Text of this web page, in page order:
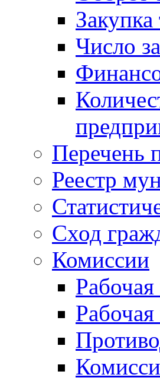
Закупка
Число
Перечень
Реестр
Сход
Комиссии